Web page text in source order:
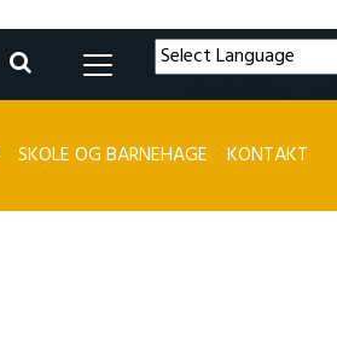
SKOLE OG BARNEHAGE KONTAKT